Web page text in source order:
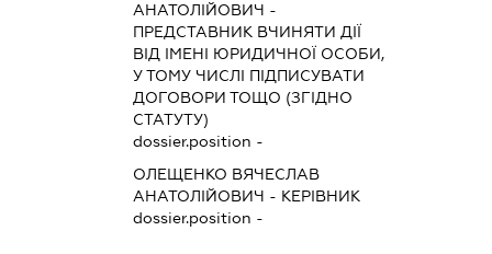
АНАТОЛІЙОВИЧ -
ПРЕДСТАВНИКВЧИНЯТИ ДІЇ
ВІД ІМЕНІ ЮРИДИЧНОЇ ОСОБИ,
У ТОМУ ЧИСЛІ ПІДПИСУВАТИ
ДОГОВОРИ ТОЩО (ЗГІДНО
СТАТУТУ)
dossier.position -
ОЛЕЩЕНКО ВЯЧЕСЛАВ
АНАТОЛІЙОВИЧ - КЕРІВНИК
dossier.position -